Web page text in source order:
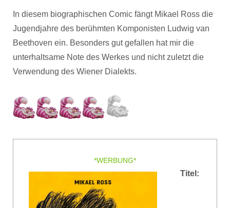
In diesem biographischen Comic fängt Mikael Ross die
Jugendjahre des berühmten Komponisten Ludwig van
Beethoven ein. Besonders gut gefallen hat mir die
unterhaltsame Note des Werkes und nicht zuletzt die
Verwendung des Wiener Dialekts.
*WERBUNG*
Titel: